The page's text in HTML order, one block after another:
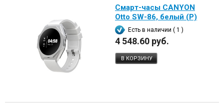
Смарт-часы CANYON
Otto SW-86, белый (Р)
Есть в наличии ( 1 )
4 548.60 руб.
В КОРЗИНУ